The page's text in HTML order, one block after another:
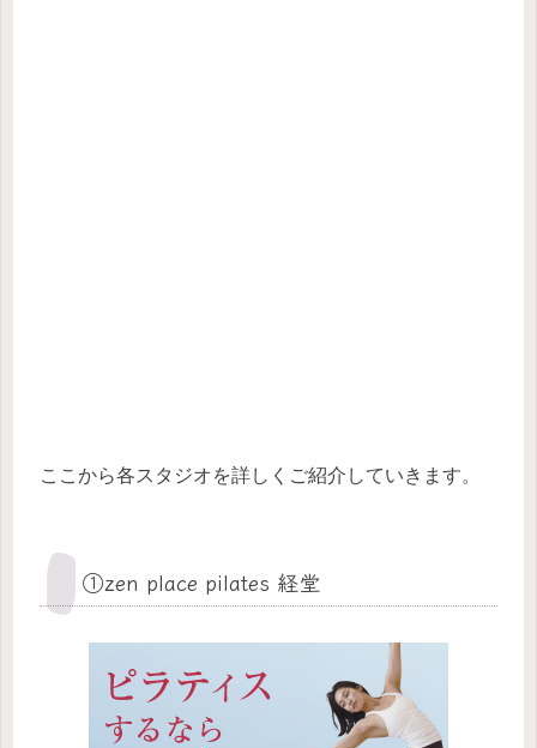
ここから各スタジオを詳しくご紹介していきます。
①zen place pilates 経堂